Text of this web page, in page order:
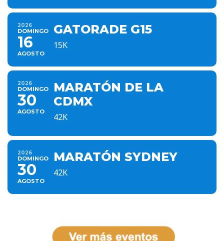
2026
DOMINGO
16
AGOSTO
GATORADE G15
15K
2026
DOMINGO
30
AGOSTO
MARATÓN DE LA
CDMX
42K
2026
DOMINGO
30
AGOSTO
MARATÓN SYDNEY
42K